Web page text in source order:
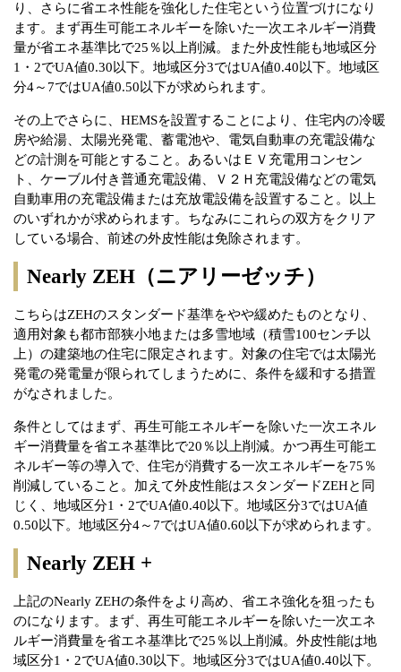
り、さらに省エネ性能を強化した住宅という位置づけになり
ます。まず再生可能エネルギーを除いた一次エネルギー消費
量が省エネ基準比で25％以上削減。また外皮性能も地域区分
1・2でUA値0.30以下。地域区分3ではUA値0.40以下。地域区
分4～7ではUA値0.50以下が求められます。
その上でさらに、HEMSを設置することにより、住宅内の冷暖
房や給湯、太陽光発電、蓄電池や、電気自動車の充電設備な
どの計測を可能とすること。あるいはＥＶ充電用コンセン
ト、ケーブル付き普通充電設備、Ｖ２Ｈ充電設備などの電気
自動車用の充電設備または充放電設備を設置すること。以上
のいずれかが求められます。ちなみにこれらの双方をクリア
している場合、前述の外皮性能は免除されます。
Nearly ZEH（ニアリーゼッチ）
こちらはZEHのスタンダード基準をやや緩めたものとなり、
適用対象も都市部狭小地または多雪地域（積雪100センチ以
上）の建築地の住宅に限定されます。対象の住宅では太陽光
発電の発電量が限られてしまうために、条件を緩和する措置
がなされました。
条件としてはまず、再生可能エネルギーを除いた一次エネル
ギー消費量を省エネ基準比で20％以上削減。かつ再生可能エ
ネルギー等の導入で、住宅が消費する一次エネルギーを75％
削減していること。加えて外皮性能はスタンダードZEHと同
じく、地域区分1・2でUA値0.40以下。地域区分3ではUA値
0.50以下。地域区分4～7ではUA値0.60以下が求められます。
Nearly ZEH +
上記のNearly ZEHの条件をより高め、省エネ強化を狙ったも
のになります。まず、再生可能エネルギーを除いた一次エネ
ルギー消費量を省エネ基準比で25％以上削減。外皮性能は地
域区分1・2でUA値0.30以下。地域区分3ではUA値0.40以下。